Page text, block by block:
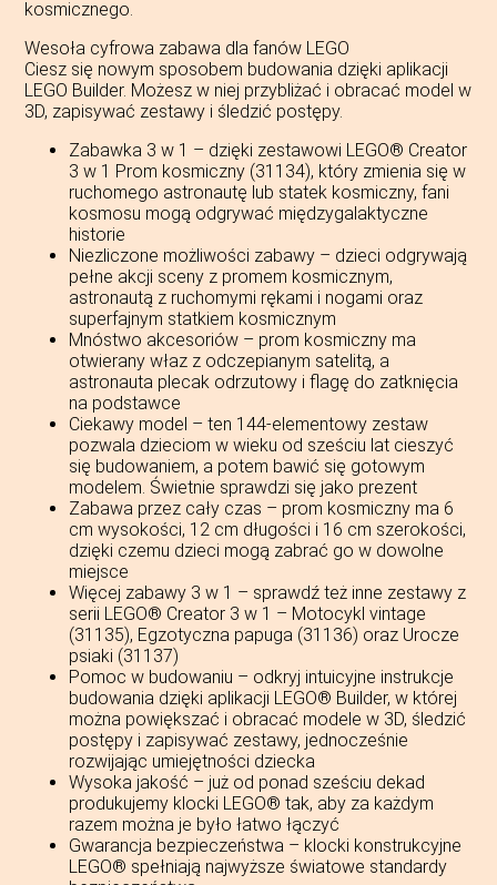
kosmicznego.
Wesoła cyfrowa zabawa dla fanów LEGO
Ciesz się nowym sposobem budowania dzięki aplikacji
LEGO Builder. Możesz w niej przybliżać i obracać model w
3D, zapisywać zestawy i śledzić postępy.
Zabawka 3 w 1 – dzięki zestawowi LEGO® Creator
3 w 1 Prom kosmiczny (31134), który zmienia się w
ruchomego astronautę lub statek kosmiczny, fani
kosmosu mogą odgrywać międzygalaktyczne
historie
Niezliczone możliwości zabawy – dzieci odgrywają
pełne akcji sceny z promem kosmicznym,
astronautą z ruchomymi rękami i nogami oraz
superfajnym statkiem kosmicznym
Mnóstwo akcesoriów – prom kosmiczny ma
otwierany właz z odczepianym satelitą, a
astronauta plecak odrzutowy i flagę do zatknięcia
na podstawce
Ciekawy model – ten 144-elementowy zestaw
pozwala dzieciom w wieku od sześciu lat cieszyć
się budowaniem, a potem bawić się gotowym
modelem. Świetnie sprawdzi się jako prezent
Zabawa przez cały czas – prom kosmiczny ma 6
cm wysokości, 12 cm długości i 16 cm szerokości,
dzięki czemu dzieci mogą zabrać go w dowolne
miejsce
Więcej zabawy 3 w 1 – sprawdź też inne zestawy z
serii LEGO® Creator 3 w 1 – Motocykl vintage
(31135), Egzotyczna papuga (31136) oraz Urocze
psiaki (31137)
Pomoc w budowaniu – odkryj intuicyjne instrukcje
budowania dzięki aplikacji LEGO® Builder, w której
można powiększać i obracać modele w 3D, śledzić
postępy i zapisywać zestawy, jednocześnie
rozwijając umiejętności dziecka
Wysoka jakość – już od ponad sześciu dekad
produkujemy klocki LEGO® tak, aby za każdym
razem można je było łatwo łączyć
Gwarancja bezpieczeństwa – klocki konstrukcyjne
LEGO® spełniają najwyższe światowe standardy